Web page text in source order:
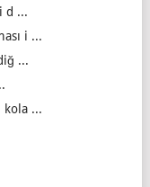
d ...
i ...
...
kola ...